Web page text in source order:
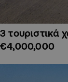
3 τουριστικά
€4,000,000